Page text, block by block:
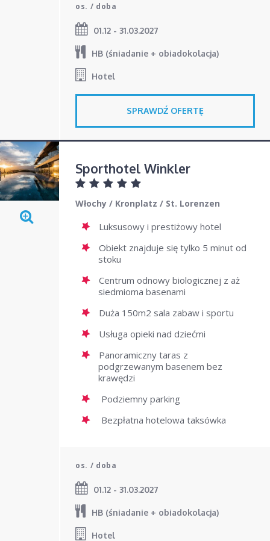
os. / doba
01.12 - 31.03.2027
HB (śniadanie + obiadokolacja)
Hotel
SPRAWDŹ OFERTĘ
Sporthotel Winkler
Włochy / Kronplatz / St. Lorenzen
Luksusowy i prestiżowy hotel
Obiekt znajduje się tylko 5 minut od
stoku
Centrum odnowy biologicznej z aż
siedmioma basenami
Duża 150m2 sala zabaw i sportu
Usługa opieki nad dziećmi
Panoramiczny taras z
podgrzewanym basenem bez
krawędzi
Podziemny parking
Bezpłatna hotelowa taksówka
os. / doba
01.12 - 31.03.2027
HB (śniadanie + obiadokolacja)
Hotel